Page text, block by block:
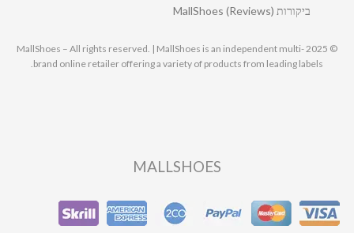
ביקורות MallShoes (Reviews)
© 2025 MallShoes – All rights reserved. | MallShoes is an independent multi-
brand online retailer offering a variety of products from leading labels.
MALLSHOES